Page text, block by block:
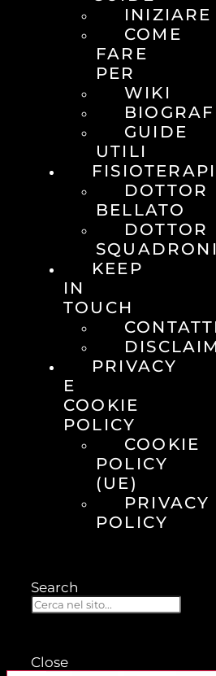
INIZIARE
COME
FARE
PER
WIKI
GUIDE
UTILI
DOTTOR
BELLATO
DOTTOR
SQUADRONI
KEEP
IN
TOUCH
PRIVACY
E
COOKIE
POLICY
COOKIE
POLICY
(UE)
PRIVACY
POLICY
Search
Close